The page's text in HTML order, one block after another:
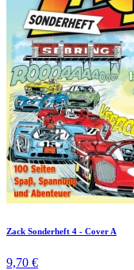
Zack Sonderheft 4 - Cover A
9,70 €